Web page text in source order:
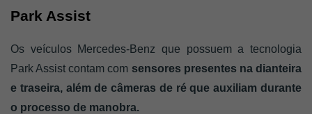
Park Assist
Os veículos Mercedes-Benz que possuem a tecnologia
Park Assist contam com sensores presentes na dianteira
e traseira, além de câmeras de ré que auxiliam durante
o processo de manobra.